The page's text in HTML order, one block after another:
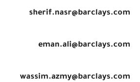
sherif.nasr@barclays.com
eman.ali@barclays.com
wassim.azmy@barclays.com